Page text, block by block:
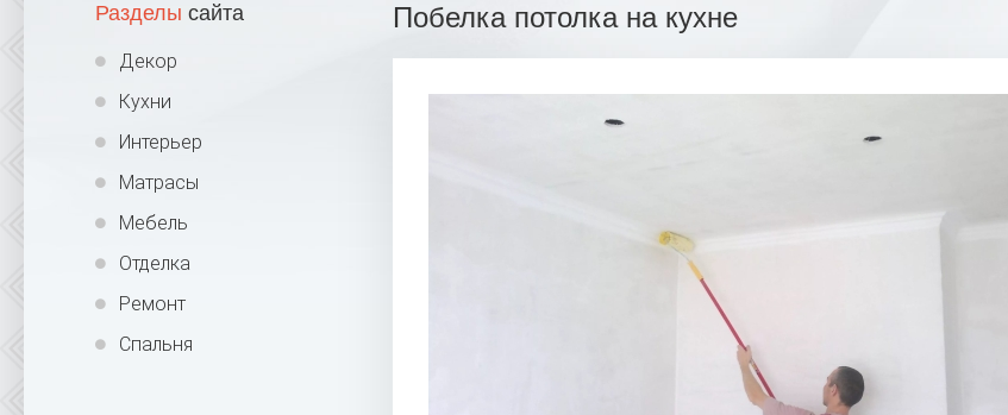
Разделы сайта
Декор
Кухни
Интерьер
Матрасы
Мебель
Отделка
Ремонт
Спальня
Побелка потолка на кухне